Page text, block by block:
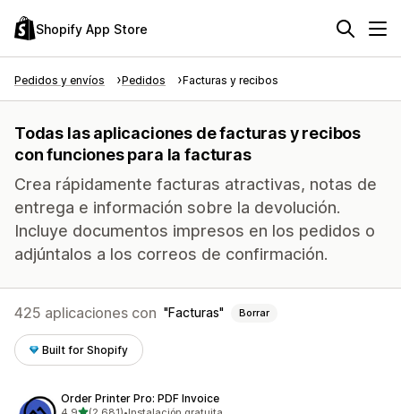
Shopify App Store
Pedidos y envíos Pedidos Facturas y recibos
Todas las aplicaciones de facturas y recibos
con funciones para la facturas
Crea rápidamente facturas atractivas, notas de
entrega e información sobre la devolución.
Incluye documentos impresos en los pedidos o
adjúntalos a los correos de confirmación.
425 aplicaciones con Facturas Borrar
Built for Shopify
Order Printer Pro: PDF Invoice
de 5 estrellas